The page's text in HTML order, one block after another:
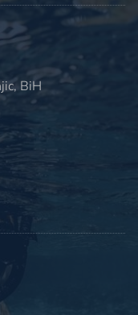
BiH